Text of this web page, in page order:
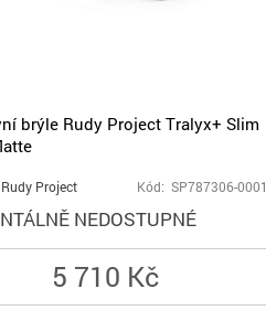
brýle Rudy Project Tralyx+ Slim
Rudy Project Kód: SP787306-0001
NEDOSTUPNÉ
5 710 Kč